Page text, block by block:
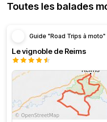
Toutes les balades
Guide "Road Trips à moto"
Le vignoble de Reims